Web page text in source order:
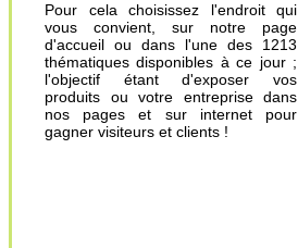
Pour cela choisissez l'endroit qui
vous convient, sur notre page
d'accueil ou dans l'une des 1213
thématiques disponibles à ce jour ;
l'objectif étant d'exposer vos
produits ou votre entreprise dans
nos pages et sur internet pour
gagner visiteurs et clients !